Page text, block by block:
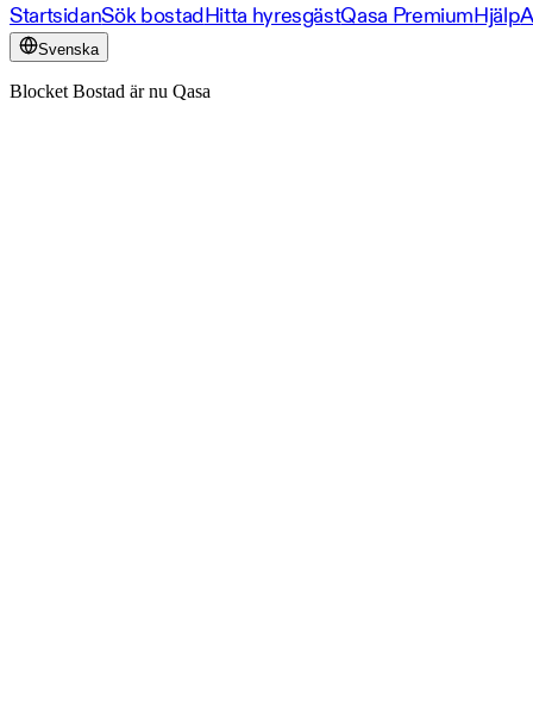
StartsidanSök bostadHitta hyresgästQasa PremiumHjälp
Svenska
Blocket Bostad är nu Qasa